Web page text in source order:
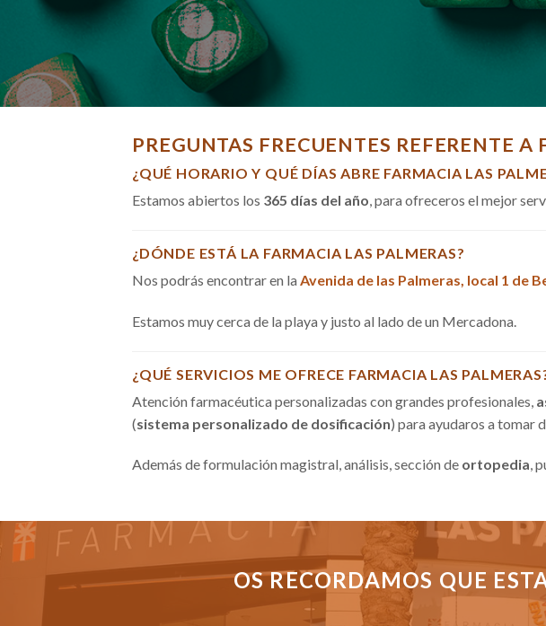
PREGUNTAS FRECUENTES REFERENTE A
¿QUÉ HORARIO Y QUÉ DÍAS ABRE FARMACIA LAS
Estamos abiertos los 365 días del año, para ofreceros el mejor
¿DÓNDE ESTÁ LA FARMACIA LAS PALMERAS?
Nos podrás encontrar en la Avenida de las Palmeras, local 1 de
Estamos muy cerca de la playa y justo al lado de un Mercadona.
¿QUÉ SERVICIOS ME OFRECE FARMACIA LAS
Atención farmacéutica personalizadas con grandes profesionales,
(sistema personalizado de dosificación) para ayudaros a tomar
Además de formulación magistral, análisis, sección de ortopedia,
OS RECORDAMOS QUE